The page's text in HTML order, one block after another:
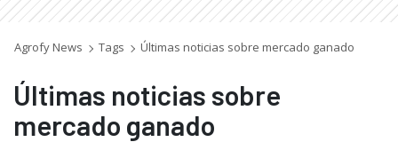
Agrofy News Tags Últimas noticias sobre mercado ganado
Últimas noticias sobre
mercado ganado